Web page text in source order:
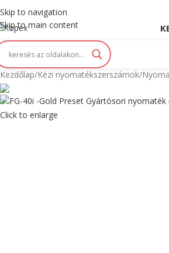
Skip to navigation
Skip to main content
Innováció és Tradíció kéz a kézben...
Kezdőlap Kézi nyomatékszerszámok
Click to enlarge